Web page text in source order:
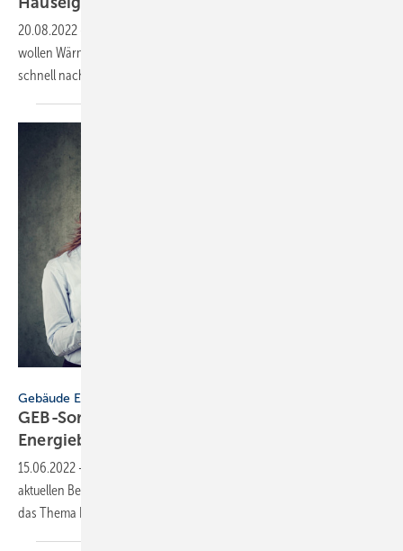
20.08.2022
wollen Wärmepumpen. Für die hohe Nachfrage muss das Angebot
schnell nachziehen.
Gebäude Energieberater
GEB-Sommerumfrage: Wie attraktiv ist
Energieberatung?
15.06.2022 -
aktuellen Bestandsaufnahme zum Berufsfeld Energieberatung auch
das Thema Energieberatung und